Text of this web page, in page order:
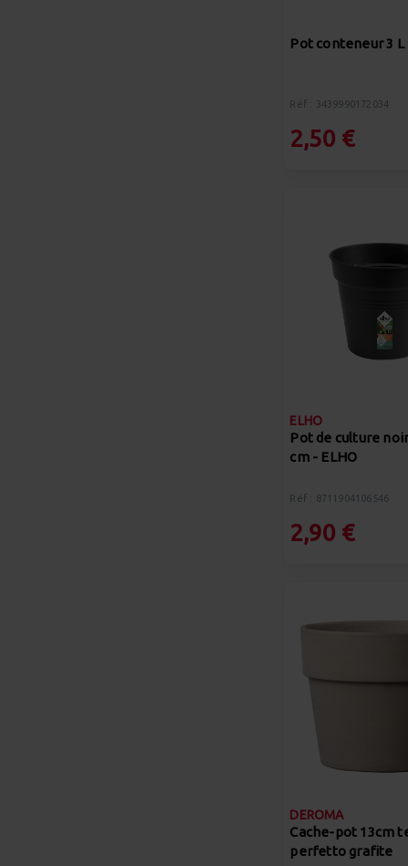
Pot conteneur 3 L
Réf : 3439990172034
2,50 €
ELHO
Pot de culture
cm - ELHO
Réf : 8711904106546
2,90 €
DEROMA
Cache-pot 13cm
perfetto grafite